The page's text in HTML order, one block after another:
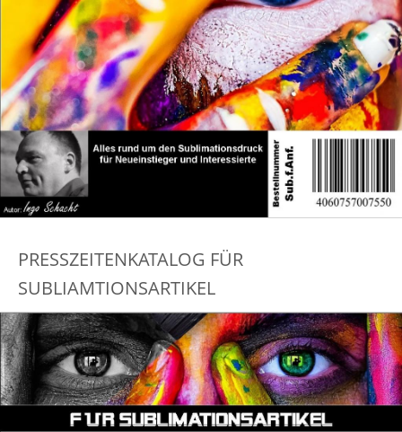
PRESSZEITENKATALOG FÜR
SUBLIAMTIONSARTIKEL